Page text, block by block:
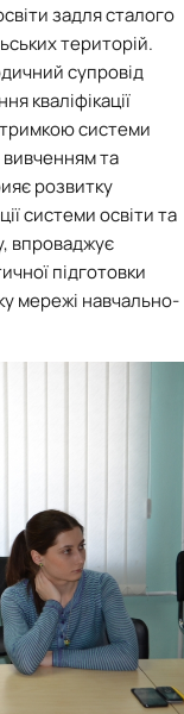
задля сталого
територій.
супровід
кваліфікації
системи
вивченням та
розвитку
системи освіти та
впроваджує
підготовки
мережі навчально-